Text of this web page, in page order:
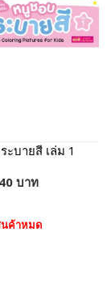
บายสี เล่ม 1
40 บาท
ค้าหมด